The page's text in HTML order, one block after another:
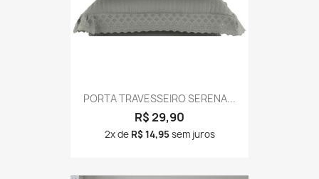
PORTA TRAVESSEIRO SERENA...
R$ 29,90
2x de R$ 14,95sem juros